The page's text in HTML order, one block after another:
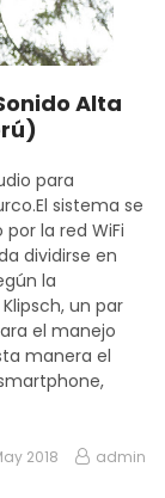
Alta
para
sistema se
la red WiFi
dividirse en
la
un par
el manejo
manera el
2018 admin